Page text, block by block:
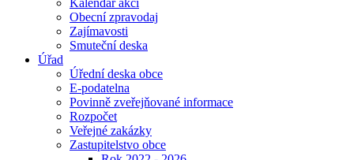
Kalendář akcí
Obecní zpravodaj
Zajímavosti
Smuteční deska
Úřad
Úřední deska obce
E-podatelna
Povinně zveřejňované informace
Rozpočet
Veřejné zakázky
Zastupitelstvo obce